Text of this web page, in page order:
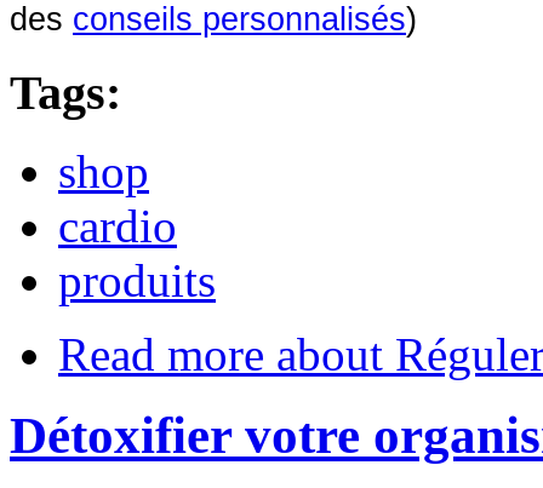
des conseils personnalisés)
Tags:
shop
cardio
produits
Read more about
Détoxifier votre